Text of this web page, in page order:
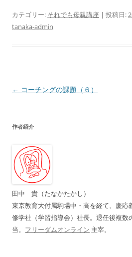
カテゴリー: それでも母親講座 | 投稿日:
tanaka-admin
投
ビ
ー
シ
ョ
ン
← コーチングの課題（６）
作者紹介
田中 貴（たなかたかし）
東京教育大付属駒場中・高を経て、慶応
修学社（学習指導会）社長。退任後複数
当。 フリーダムオンライン 主宰。